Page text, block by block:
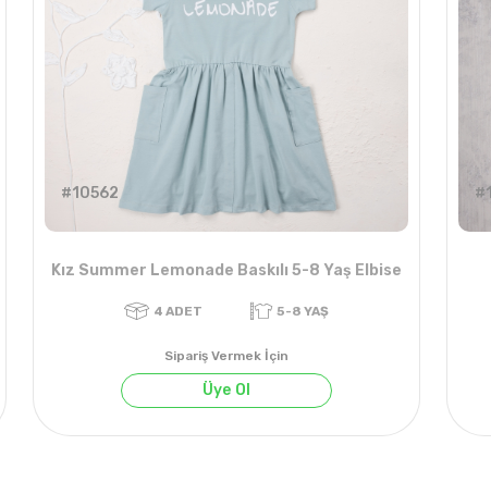
#10562
Kız Summer Lemonade Baskılı 5-8 Yaş Elbise
Sipariş Vermek İçin
Üye Ol